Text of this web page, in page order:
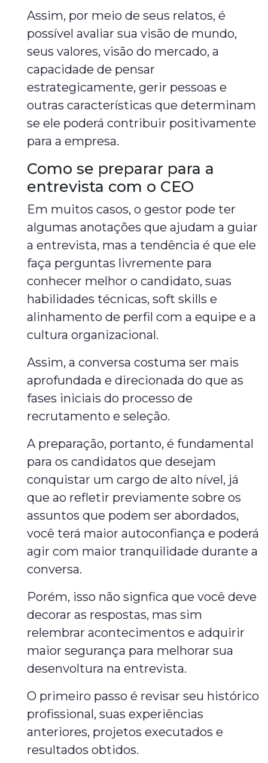
Assim, por meio de seus relatos, é
possível avaliar sua visão de mundo,
seus valores, visão do mercado, a
capacidade de pensar
estrategicamente, gerir pessoas e
outras características que determinam
se ele poderá contribuir positivamente
para a empresa.
Como se preparar para a
entrevista com o CEO
Em muitos casos, o gestor pode ter
algumas anotações que ajudam a guiar
a entrevista, mas a tendência é que ele
faça perguntas livremente para
conhecer melhor o candidato, suas
habilidades técnicas, soft skills e
alinhamento de perfil com a equipe e a
cultura organizacional.
Assim, a conversa costuma ser mais
aprofundada e direcionada do que as
fases iniciais do processo de
recrutamento e seleção.
A preparação, portanto, é fundamental
para os candidatos que desejam
conquistar um cargo de alto nível, já
que ao refletir previamente sobre os
assuntos que podem ser abordados,
você terá maior autoconfiança e poderá
agir com maior tranquilidade durante a
conversa.
Porém, isso não signfica que você deve
decorar as respostas, mas sim
relembrar acontecimentos e adquirir
maior segurança para melhorar sua
desenvoltura na entrevista.
O primeiro passo é revisar seu histórico
profissional, suas experiências
anteriores, projetos executados e
resultados obtidos.